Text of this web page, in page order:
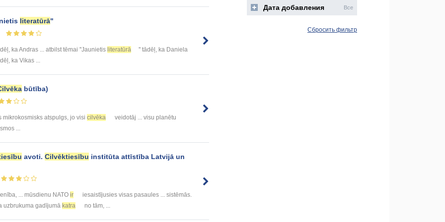
literatūrā"
ka Andras ... atbilst tēmai ''Jaunietis literatūrā
'' tādēļ, ka Daniela
ka Vikas ...
būtība)
atspulgs, jo visi cilvēka
veidotāj ... visu planētu
...
avoti. Cilvēktiesību institūta attīstība Latvijā un
... mūsdienu NATO ir
iesaistījusies visas pasaules ... sistēmās.
uzbrukuma gadījumā katra no tām, ...
Дата добавления Все
Сбросить фильтр